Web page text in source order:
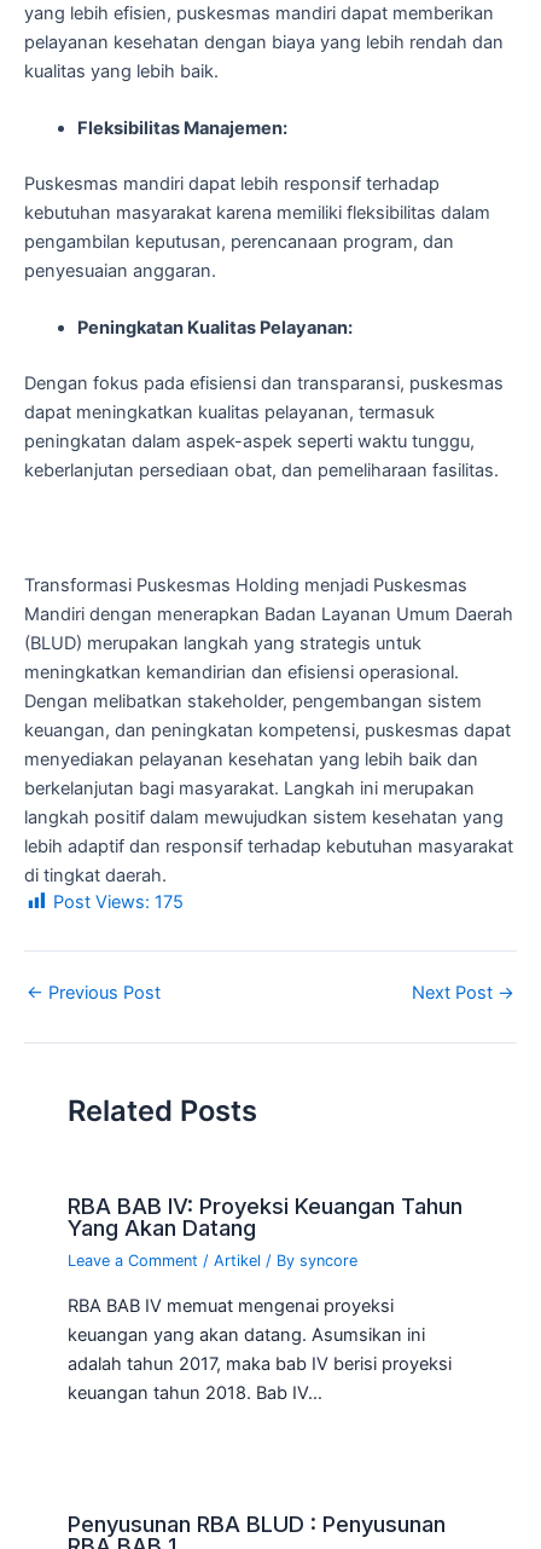
yang lebih efisien, puskesmas mandiri dapat memberikan
pelayanan kesehatan dengan biaya yang lebih rendah dan
kualitas yang lebih baik.
Fleksibilitas Manajemen:
Puskesmas mandiri dapat lebih responsif terhadap
kebutuhan masyarakat karena memiliki fleksibilitas dalam
pengambilan keputusan, perencanaan program, dan
penyesuaian anggaran.
Peningkatan Kualitas Pelayanan:
Dengan fokus pada efisiensi dan transparansi, puskesmas
dapat meningkatkan kualitas pelayanan, termasuk
peningkatan dalam aspek-aspek seperti waktu tunggu,
keberlanjutan persediaan obat, dan pemeliharaan fasilitas.
Transformasi Puskesmas Holding menjadi Puskesmas
Mandiri dengan menerapkan Badan Layanan Umum Daerah
(BLUD) merupakan langkah yang strategis untuk
meningkatkan kemandirian dan efisiensi operasional.
Dengan melibatkan stakeholder, pengembangan sistem
keuangan, dan peningkatan kompetensi, puskesmas dapat
menyediakan pelayanan kesehatan yang lebih baik dan
berkelanjutan bagi masyarakat. Langkah ini merupakan
langkah positif dalam mewujudkan sistem kesehatan yang
lebih adaptif dan responsif terhadap kebutuhan masyarakat
di tingkat daerah.
Post Views: 175
← Previous Post Next Post →
Related Posts
RBA BAB IV: Proyeksi Keuangan Tahun
Yang Akan Datang
Leave a Comment /Artikel / Bysyncore
RBA BAB IV memuat mengenai proyeksi
keuangan yang akan datang. Asumsikan ini
adalah tahun 2017, maka bab IV berisi proyeksi
keuangan tahun 2018. Bab IV…
Penyusunan RBA BLUD : Penyusunan